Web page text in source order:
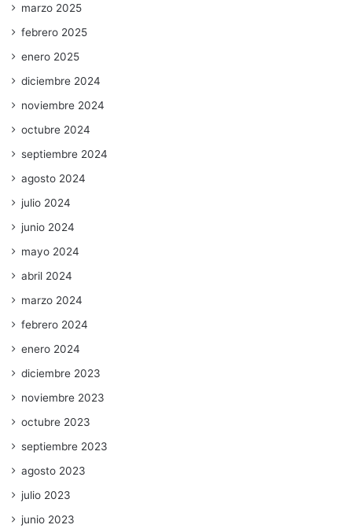
marzo 2025
febrero 2025
enero 2025
diciembre 2024
noviembre 2024
octubre 2024
septiembre 2024
agosto 2024
julio 2024
junio 2024
mayo 2024
abril 2024
marzo 2024
febrero 2024
enero 2024
diciembre 2023
noviembre 2023
octubre 2023
septiembre 2023
agosto 2023
julio 2023
junio 2023